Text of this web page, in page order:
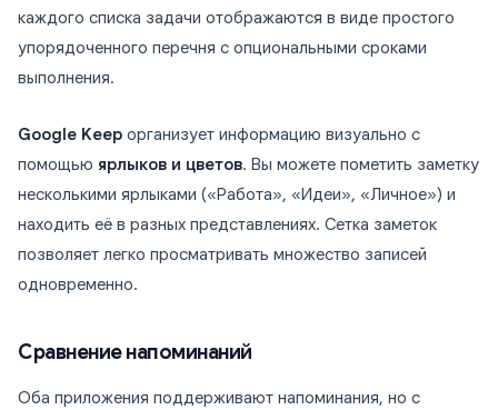
каждого списка задачи отображаются в виде простого
упорядоченного перечня с опциональными сроками
выполнения.
Google Keep организует информацию визуально с
помощью ярлыков и цветов. Вы можете пометить заметку
несколькими ярлыками («Работа», «Идеи», «Личное») и
находить её в разных представлениях. Сетка заметок
позволяет легко просматривать множество записей
одновременно.
Сравнение напоминаний
Оба приложения поддерживают напоминания, но с